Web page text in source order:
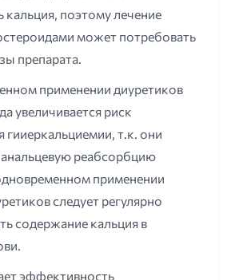
кальция, поэтому лечение
может потребовать
препарата.
применении диуретиков
увеличивается риск
гииеркальциемии, т.к. они
реабсорбцию
применении
следует регулярно
содержание кальция в
эффективность